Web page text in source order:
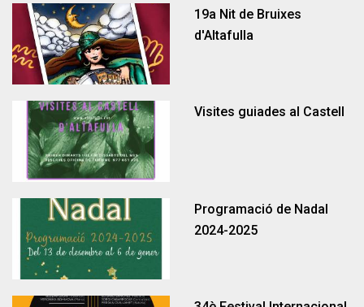
Portal del treballador
Empleats públics
Gestió econòmica
Ordenances fiscals
Normativa
Llar d'infants Francesc Blanch
Llar d'infants Hort de Pau
Proximitat
Habitatge
Esports
Participació
Comunitat energètica
Notícies
19a Nit de Bruixes
d'Altafulla
Visites guiades al Castell
Programació de Nadal
2024-2025